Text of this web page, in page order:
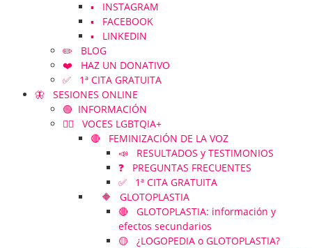
▪️ INSTAGRAM
▪️ FACEBOOK
▪️ LINKEDIN
✏️ BLOG
❤️ HAZ UN DONATIVO
✅ 1ª CITA GRATUITA
🦋 SESIONES ONLINE
🟢 INFORMACIÓN
🏳️‍🌈 VOCES LGBTQIA+
🔴 FEMINIZACIÓN DE LA VOZ
📣 RESULTADOS y TESTIMONIOS
❓ PREGUNTAS FRECUENTES
✅ 1ª CITA GRATUITA
🔶 GLOTOPLASTIA
🔴 GLOTOPLASTIA: información y
efectos secundarios
🟡 ¿LOGOPEDIA o GLOTOPLASTIA?